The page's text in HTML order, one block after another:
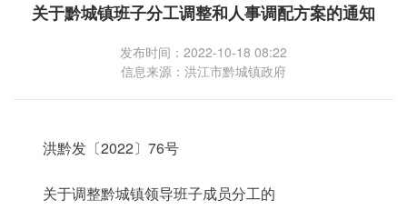
关于黔城镇班子分工调整和人事调配方案的通知
发布时间：2022-10-18 08:22
信息来源：洪江市黔城镇政府
洪黔发〔2022〕76号
关于调整黔城镇领导班子成员分工的